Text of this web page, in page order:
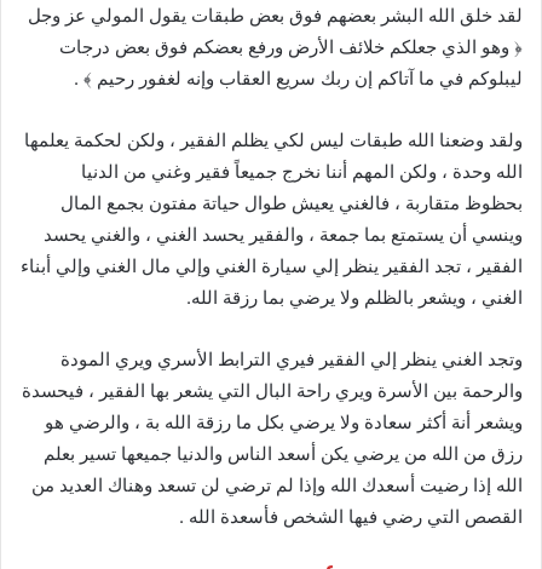
لقد خلق الله البشر بعضهم فوق بعض طبقات يقول المولي عز وجل
﴿ وهو الذي جعلكم خلائف الأرض ورفع بعضكم فوق بعض درجات
ليبلوكم في ما آتاكم إن ربك سريع العقاب وإنه لغفور رحيم ﴾ .
ولقد وضعنا الله طبقات ليس لكي يظلم الفقير ، ولكن لحكمة يعلمها
الله وحدة ، ولكن المهم أننا نخرج جميعاً فقير وغني من الدنيا
بحظوظ متقاربة ، فالغني يعيش طوال حياتة مفتون بجمع المال
وينسي أن يستمتع بما جمعة ، والفقير يحسد الغني ، والغني يحسد
الفقير ، تجد الفقير ينظر إلي سيارة الغني وإلي مال الغني وإلي أبناء
الغني ، ويشعر بالظلم ولا يرضي بما رزقة الله.
وتجد الغني ينظر إلي الفقير فيري الترابط الأسري ويري المودة
والرحمة بين الأسرة ويري راحة البال التي يشعر بها الفقير ، فيحسدة
ويشعر أنة أكثر سعادة ولا يرضي بكل ما رزقة الله بة ، والرضي هو
رزق من الله من يرضي يكن أسعد الناس والدنيا جميعها تسير بعلم
الله إذا رضيت أسعدك الله وإذا لم ترضي لن تسعد وهناك العديد من
القصص التي رضي فيها الشخص فأسعدة الله .